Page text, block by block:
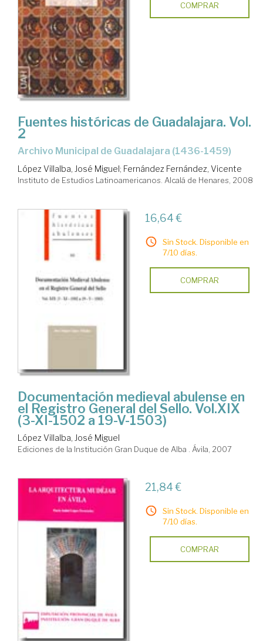
COMPRAR
Fuentes históricas de Guadalajara. Vol.
2
Archivo Municipal de Guadalajara (1436-1459)
López Villalba, José Miguel; Fernández Fernández, Vicente
Instituto de Estudios Latinoamericanos. Alcalá de Henares, 2008
16,64 €
Sin Stock. Disponible en
7/10 días.
COMPRAR
Documentación medieval abulense en
el Registro General del Sello. Vol.XIX
(3-XI-1502 a 19-V-1503)
López Villalba, José Miguel
Ediciones de la Institución Gran Duque de Alba . Ávila, 2007
21,84 €
Sin Stock. Disponible en
7/10 días.
COMPRAR